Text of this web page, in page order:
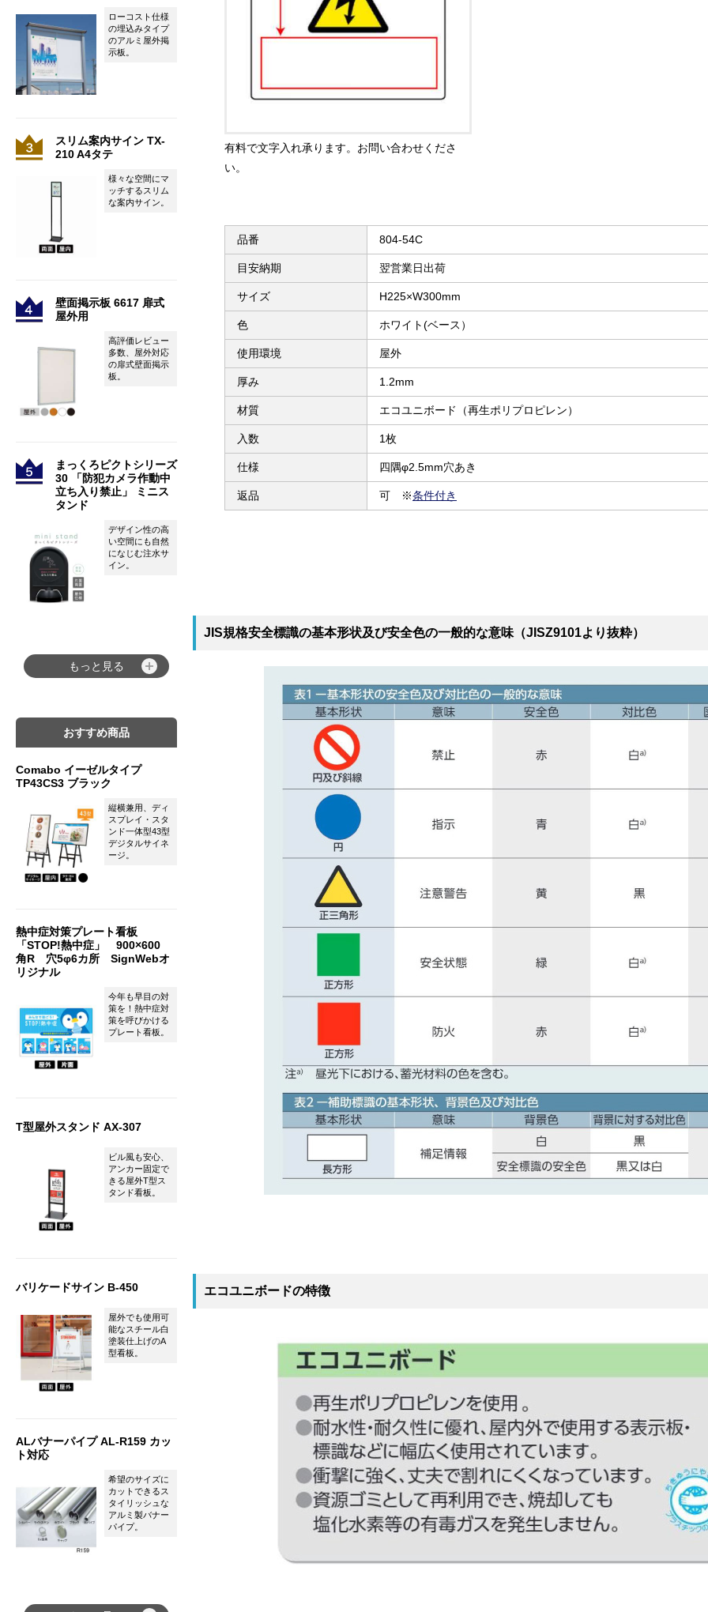
有料で文字入れ承ります。お問い合わせくださ
い。
品番 804-54C
目安納期 翌営業日出荷
サイズ H225×W300mm
色 ホワイト(ベース）
使用環境 屋外
厚み 1.2mm
材質 エコユニボード（再生ポリプロピレン）
入数 1枚
仕様 四隅φ2.5mm穴あき
返品 可 ※条件付き
JIS規格安全標識の基本形状及び安全色の一般的な意味（JISZ9101より抜粋）
エコユニボードの特徴
ローコスト仕様
の埋込みタイプ
のアルミ屋外掲
示板。
スリム案内サイン TX-
210 A4タテ
様々な空間にマ
ッチするスリム
な案内サイン。
壁面掲示板 6617 扉式
屋外用
高評価レビュー
多数、屋外対応
の扉式壁面掲示
板。
まっくろピクトシリーズ
30 「防犯カメラ作動中
立ち入り禁止」 ミニス
タンド
デザイン性の高
い空間にも自然
になじむ注水サ
イン。
もっと見る
おすすめ商品
Comabo イーゼルタイプ
TP43CS3 ブラック
縦横兼用、ディ
スプレイ・スタ
ンド一体型43型
デジタルサイネ
ージ。
熱中症対策プレート看板
「STOP!熱中症」 900×600
角R 穴5φ6カ所 SignWebオ
リジナル
今年も早目の対
策を！熱中症対
策を呼びかける
プレート看板。
T型屋外スタンド AX-307
ビル風も安心、
アンカー固定で
きる屋外T型ス
タンド看板。
バリケードサイン B-450
屋外でも使用可
能なスチール白
塗装仕上げのA
型看板。
ALバナーパイプ AL-R159 カッ
ト対応
希望のサイズに
カットできるス
タイリッシュな
アルミ製バナー
パイプ。